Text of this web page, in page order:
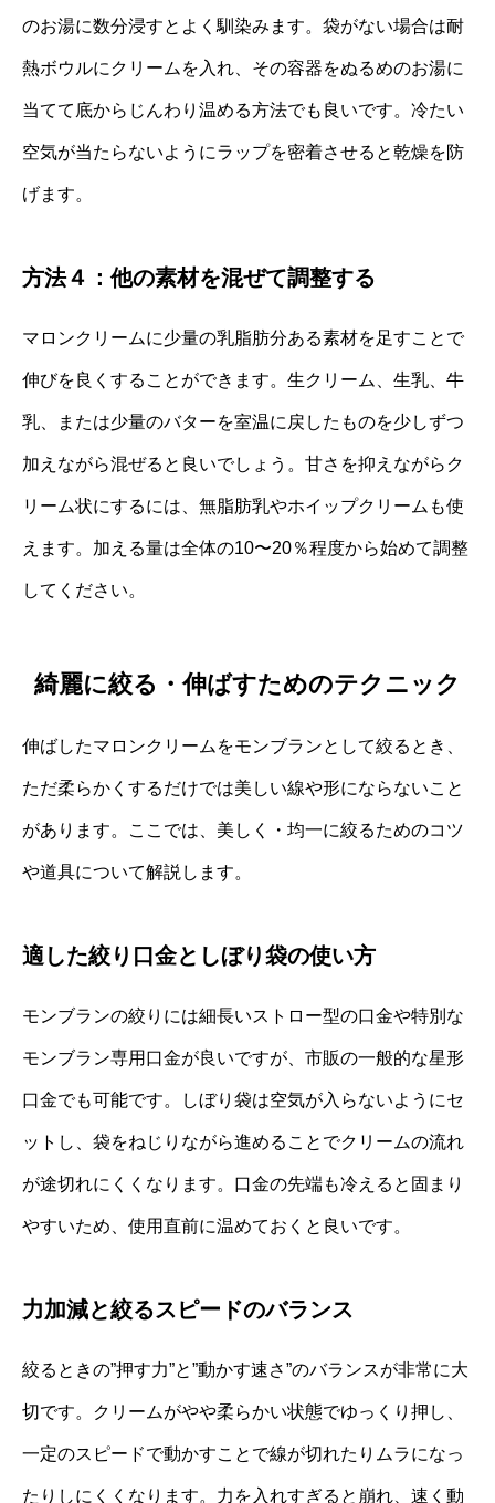
のお湯に数分浸すとよく馴染みます。袋がない場合は耐
熱ボウルにクリームを入れ、その容器をぬるめのお湯に
当てて底からじんわり温める方法でも良いです。冷たい
空気が当たらないようにラップを密着させると乾燥を防
げます。
方法４：他の素材を混ぜて調整する
マロンクリームに少量の乳脂肪分ある素材を足すことで
伸びを良くすることができます。生クリーム、生乳、牛
乳、または少量のバターを室温に戻したものを少しずつ
加えながら混ぜると良いでしょう。甘さを抑えながらク
リーム状にするには、無脂肪乳やホイップクリームも使
えます。加える量は全体の10〜20％程度から始めて調整
してください。
綺麗に絞る・伸ばすためのテクニック
伸ばしたマロンクリームをモンブランとして絞るとき、
ただ柔らかくするだけでは美しい線や形にならないこと
があります。ここでは、美しく・均一に絞るためのコツ
や道具について解説します。
適した絞り口金としぼり袋の使い方
モンブランの絞りには細長いストロー型の口金や特別な
モンブラン専用口金が良いですが、市販の一般的な星形
口金でも可能です。しぼり袋は空気が入らないようにセ
ットし、袋をねじりながら進めることでクリームの流れ
が途切れにくくなります。口金の先端も冷えると固まり
やすいため、使用直前に温めておくと良いです。
力加減と絞るスピードのバランス
絞るときの”押す力”と”動かす速さ”のバランスが非常に大
切です。クリームがやや柔らかい状態でゆっくり押し、
一定のスピードで動かすことで線が切れたりムラになっ
たりしにくくなります。力を入れすぎると崩れ、速く動